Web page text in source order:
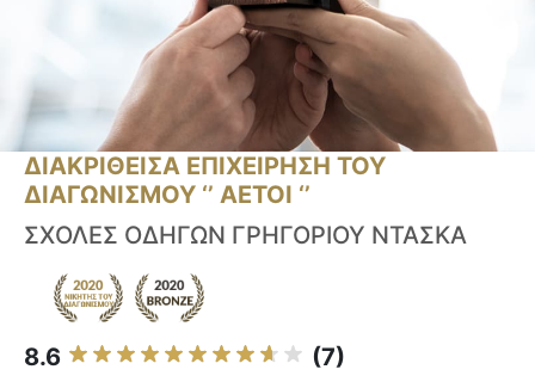
ΔΙΑΚΡΙΘΕΙΣΑ ΕΠΙΧΕΙΡΗΣΗ ΤΟΥ
ΔΙΑΓΩΝΙΣΜΟΥ ‘’ ΑΕΤΟΙ ‘’
ΣΧΟΛΕΣ ΟΔΗΓΩΝ ΓΡΗΓΟΡΙΟΥ ΝΤΑΣΚΑ
8.6 (7)